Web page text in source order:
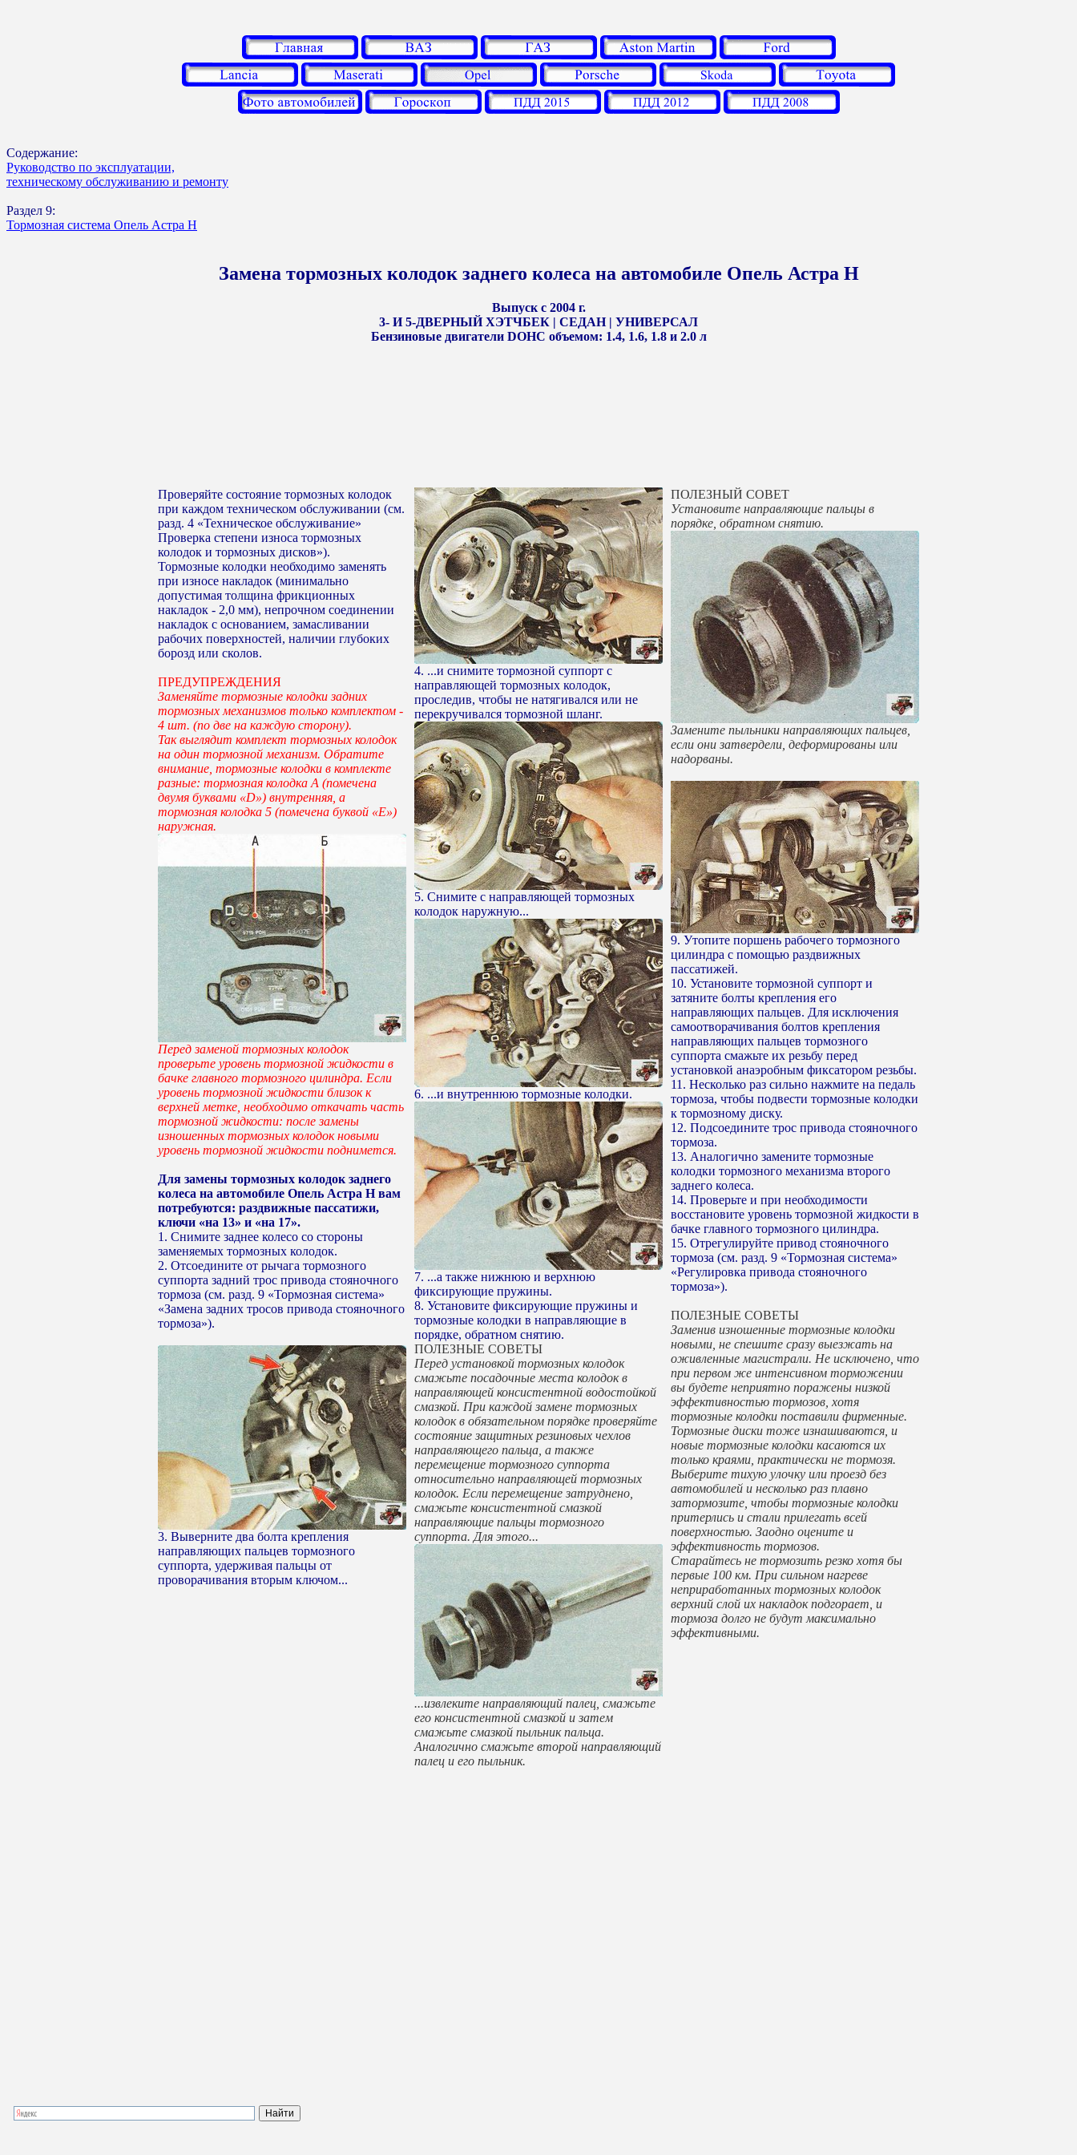
Содержание:
Руководство по эксплуатации,
техническому обслуживанию и ремонту
Раздел 9:
Тормозная система Опель Астра Н
Замена тормозных колодок заднего колеса на автомобиле Опель Астра Н
Выпуск с 2004 г.
3- И 5-ДВЕРНЫЙ ХЭТЧБЕК | СЕДАН | УНИВЕРСАЛ
Бензиновые двигатели DOHC объемом: 1.4, 1.6, 1.8 и 2.0 л
Проверяйте состояние тормозных колодок
при каждом техническом обслуживании (см.
разд. 4 «Техническое обслуживание»
Проверка степени износа тормозных
колодок и тормозных дисков»).
Тормозные колодки необходимо заменять
при износе накладок (минимально
допустимая толщина фрикционных
накладок - 2,0 мм), непрочном соединении
накладок с основанием, замасливании
рабочих поверхностей, наличии глубоких
борозд или сколов.
ПРЕДУПРЕЖДЕНИЯ
Заменяйте тормозные колодки задних
тормозных механизмов только комплектом -
4 шт. (по две на каждую сторону).
Так выглядит комплект тормозных колодок
на один тормозной механизм. Обратите
внимание, тормозные колодки в комплекте
разные: тормозная колодка А (помечена
двумя буквами «D») внутренняя, а
тормозная колодка 5 (помечена буквой «Е»)
наружная.
Перед заменой тормозных колодок
проверьте уровень тормозной жидкости в
бачке главного тормозного цилиндра. Если
уровень тормозной жидкости близок к
верхней метке, необходимо откачать часть
тормозной жидкости: после замены
изношенных тормозных колодок новыми
уровень тормозной жидкости поднимется.
Для замены тормозных колодок заднего
колеса на автомобиле Опель Астра Н вам
потребуются: раздвижные пассатижи,
ключи «на 13» и «на 17».
1. Снимите заднее колесо со стороны
заменяемых тормозных колодок.
2. Отсоедините от рычага тормозного
суппорта задний трос привода стояночного
тормоза (см. разд. 9 «Тормозная система»
«Замена задних тросов привода стояночного
тормоза»).
3. Выверните два болта крепления
направляющих пальцев тормозного
суппорта, удерживая пальцы от
проворачивания вторым ключом...
4. ...и снимите тормозной суппорт с
направляющей тормозных колодок,
проследив, чтобы не натягивался или не
перекручивался тормозной шланг.
5. Снимите с направляющей тормозных
колодок наружную...
6. ...и внутреннюю тормозные колодки.
7. ...а также нижнюю и верхнюю
фиксирующие пружины.
8. Установите фиксирующие пружины и
тормозные колодки в направляющие в
порядке, обратном снятию.
ПОЛЕЗНЫЕ СОВЕТЫ
Перед установкой тормозных колодок
смажьте посадочные места колодок в
направляющей консистентной водостойкой
смазкой. При каждой замене тормозных
колодок в обязательном порядке проверяйте
состояние защитных резиновых чехлов
направляющего пальца, а также
перемещение тормозного суппорта
относительно направляющей тормозных
колодок. Если перемещение затруднено,
смажьте консистентной смазкой
направляющие пальцы тормозного
суппорта. Для этого...
...извлеките направляющий палец, смажьте
его консистентной смазкой и затем
смажьте смазкой пыльник пальца.
Аналогично смажьте второй направляющий
палец и его пыльник.
ПОЛЕЗНЫЙ СОВЕТ
Установите направляющие пальцы в
порядке, обратном снятию.
Замените пыльники направляющих пальцев,
если они затвердели, деформированы или
надорваны.
9. Утопите поршень рабочего тормозного
цилиндра с помощью раздвижных
пассатижей.
10. Установите тормозной суппорт и
затяните болты крепления его
направляющих пальцев. Для исключения
самоотворачивания болтов крепления
направляющих пальцев тормозного
суппорта смажьте их резьбу перед
установкой анаэробным фиксатором резьбы.
11. Несколько раз сильно нажмите на педаль
тормоза, чтобы подвести тормозные колодки
к тормозному диску.
12. Подсоедините трос привода стояночного
тормоза.
13. Аналогично замените тормозные
колодки тормозного механизма второго
заднего колеса.
14. Проверьте и при необходимости
восстановите уровень тормозной жидкости в
бачке главного тормозного цилиндра.
15. Отрегулируйте привод стояночного
тормоза (см. разд. 9 «Тормозная система»
«Регулировка привода стояночного
тормоза»).
ПОЛЕЗНЫЕ СОВЕТЫ
Заменив изношенные тормозные колодки
новыми, не спешите сразу выезжать на
оживленные магистрали. Не исключено, что
при первом же интенсивном торможении
вы будете неприятно поражены низкой
эффективностью тормозов, хотя
тормозные колодки поставили фирменные.
Тормозные диски тоже изнашиваются, и
новые тормозные колодки касаются их
только краями, практически не тормозя.
Выберите тихую улочку или проезд без
автомобилей и несколько раз плавно
затормозите, чтобы тормозные колодки
притерлись и стали прилегать всей
поверхностью. Заодно оцените и
эффективность тормозов.
Старайтесь не тормозить резко хотя бы
первые 100 км. При сильном нагреве
неприработанных тормозных колодок
верхний слой их накладок подгорает, и
тормоза долго не будут максимально
эффективными.